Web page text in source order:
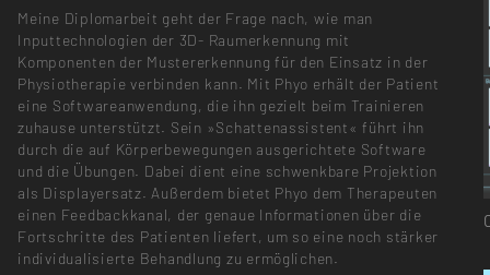
Meine Diplomarbeit geht der Frage nach, wie man
Inputtechnologien der 3D- Raumerkennung mit
Komponenten der Mustererkennung für den Einsatz in der
Physiotherapie verbinden kann. Mit Phyo erhält der Patient
eine Softwareanwendung, die ihn gezielt beim Trainieren
zuhause unterstützt. Sein »Schattenassistent« führt ihn
durch die auf Körperbewegungen ausgerichtete Software
und die Übungen. Dabei dient eine schwenkbare Projektion
als Displayersatz. Außerdem bietet Phyo dem Therapeuten
einen Feedbackkanal, der genaue Informationen über die
Fortschritte des Patienten liefert, um so eine noch stärker
individualisierte Behandlung zu ermöglichen.